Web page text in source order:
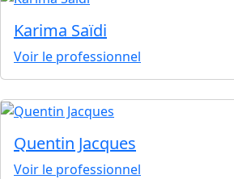
Karima Saïdi
Voir le professionnel
Quentin Jacques
Voir le professionnel